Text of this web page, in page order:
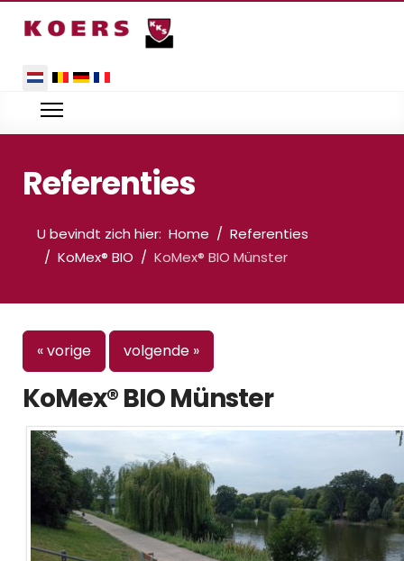
Selecteer de taal
Referenties
U bevindt zich hier: Home
Referenties
KoMex® BIO
KoMex® BIO Münster
« vorige volgende »
KoMex® BIO Münster